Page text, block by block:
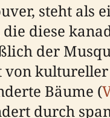
steht als
diese
der
von
Bäume (
durch